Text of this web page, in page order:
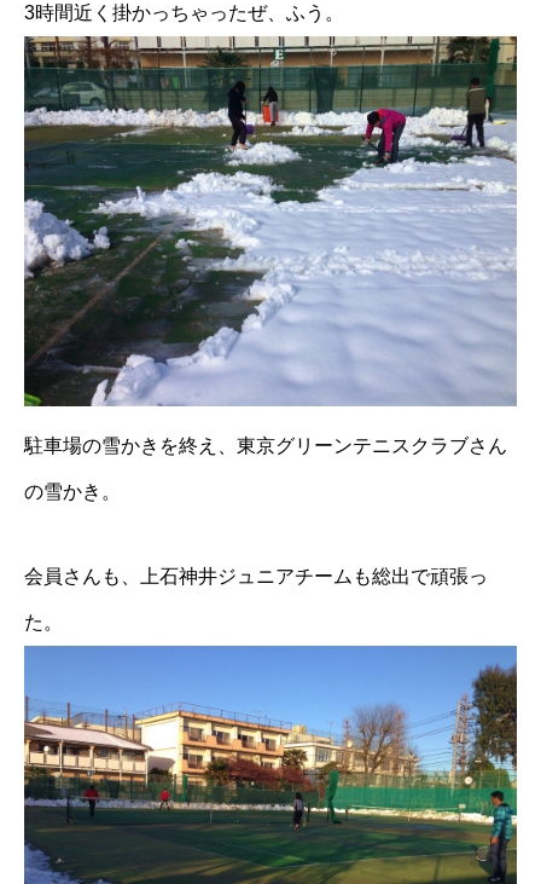
3時間近く掛かっちゃったぜ、ふう。
駐車場の雪かきを終え、東京グリーンテニスクラブさん
の雪かき。
会員さんも、上石神井ジュニアチームも総出で頑張っ
た。